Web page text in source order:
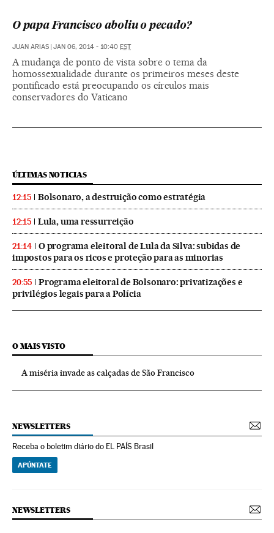
O papa Francisco aboliu o pecado?
JUAN ARIAS | JAN 06, 2014 - 10:40 EST
A mudança de ponto de vista sobre o tema da
homossexualidade durante os primeiros meses deste
pontificado está preocupando os círculos mais
conservadores do Vaticano
ÚLTIMAS NOTICIAS
12:15 Bolsonaro, a destruição como estratégia
12:15 Lula, uma ressurreição
21:14
O programa eleitoral de Lula da Silva: subidas de
impostos para os ricos e proteção para as minorias
20:55
Programa eleitoral de Bolsonaro: privatizações e
privilégios legais para a Polícia
O MAIS VISTO
A miséria invade as calçadas de São Francisco
NEWSLETTERS
Receba o boletim diário do EL PAÍS Brasil
APÚNTATE
NEWSLETTERS